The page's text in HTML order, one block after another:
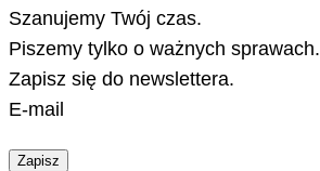
Szanujemy Twój czas.
Piszemy tylko o ważnych sprawach.
Zapisz się do newslettera.
E-mail
Zapisz